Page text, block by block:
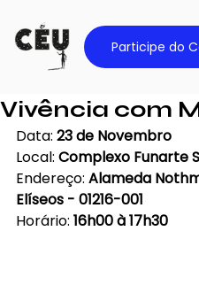
Participe do
Vivência com
Data: 23 de Novembro
Local: Complexo Funarte
Endereço: Alameda
Elíseos - 01216-001
Horário: 16h00 à 17h30